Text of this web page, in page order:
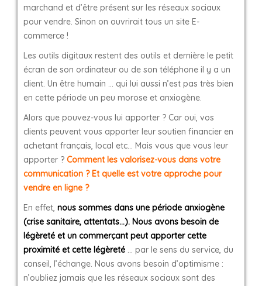
marchand et d’être présent sur les réseaux sociaux
pour vendre. Sinon on ouvrirait tous un site E-
commerce !
Les outils digitaux restent des outils et dernière le petit
écran de son ordinateur ou de son téléphone il y a un
client. Un être humain … qui lui aussi n’est pas très bien
en cette période un peu morose et anxiogène.
Alors que pouvez-vous lui apporter ? Car oui, vos
clients peuvent vous apporter leur soutien financier en
achetant français, local etc… Mais vous que vous leur
apporter ? Comment les valorisez-vous dans votre
communication ? Et quelle est votre approche pour
vendre en ligne ?
En effet, nous sommes dans une période anxiogène
(crise sanitaire, attentats…). Nous avons besoin de
légèreté et un commerçant peut apporter cette
proximité et cette légèreté … par le sens du service, du
conseil, l’échange. Nous avons besoin d’optimisme :
n’oubliez jamais que les réseaux sociaux sont des